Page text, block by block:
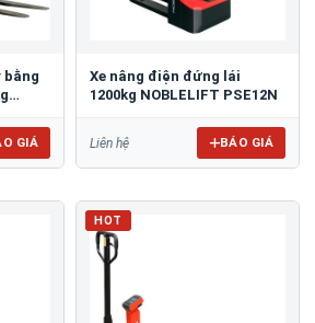
bằng
GIÁ
Xe nâng điện đứng lái
1200kg NOBLELIFT PSE12N
Liên hệ BÁO GIÁ
HOT